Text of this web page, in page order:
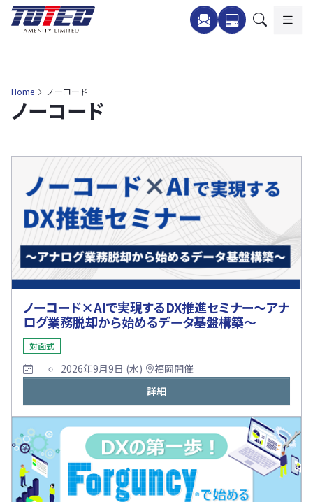
Home ノーコード
ノーコード
ノーコード×AIで実現するDX推進セミナー～アナ
ログ業務脱却から始めるデータ基盤構築～
対面式
2026年9月9日 (水)
福岡開催
詳細